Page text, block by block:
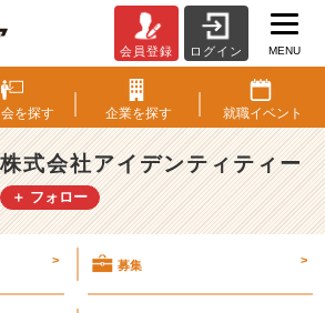
土
曜
日
だ
か
ら
ア
会員登録 ログイン MENU
を探す 企業を探す 就職イベント
株式会社アイデンティティー
＋ フォロー
> 募集 >